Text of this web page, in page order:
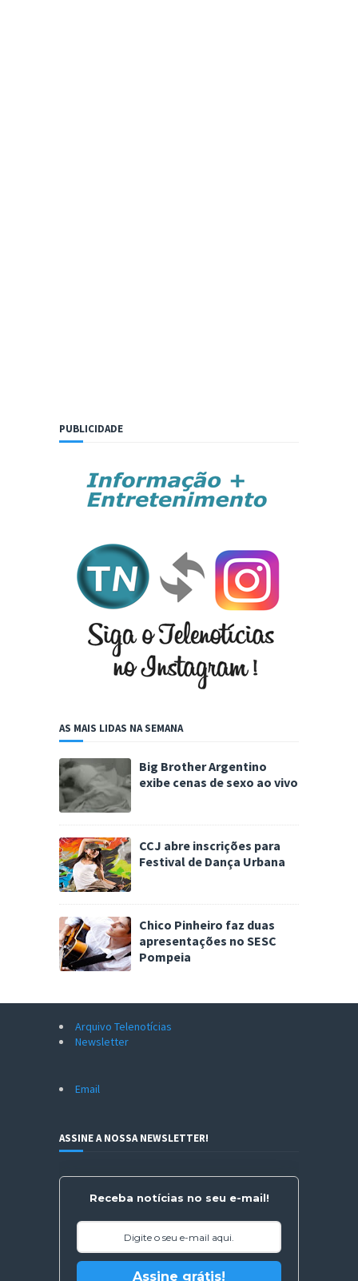
PUBLICIDADE
AS MAIS LIDAS NA SEMANA
Big Brother Argentino
exibe cenas de sexo ao vivo
CCJ abre inscrições para
Festival de Dança Urbana
Chico Pinheiro faz duas
apresentações no SESC
Pompeia
Arquivo Telenotícias
Newsletter
Email
ASSINE A NOSSA NEWSLETTER!
Receba notícias no seu e-mail!
Assine grátis!